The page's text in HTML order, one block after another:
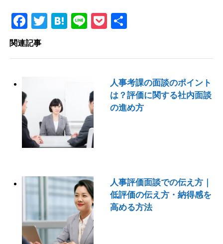
Facebook
Twitter
Hatena
LinePocket
関連記事
人事考課の面談のポイント
は？評価に関する社内面談
の進め方
人事評価面談での伝え方｜
低評価の伝え方・納得感を
高める方法